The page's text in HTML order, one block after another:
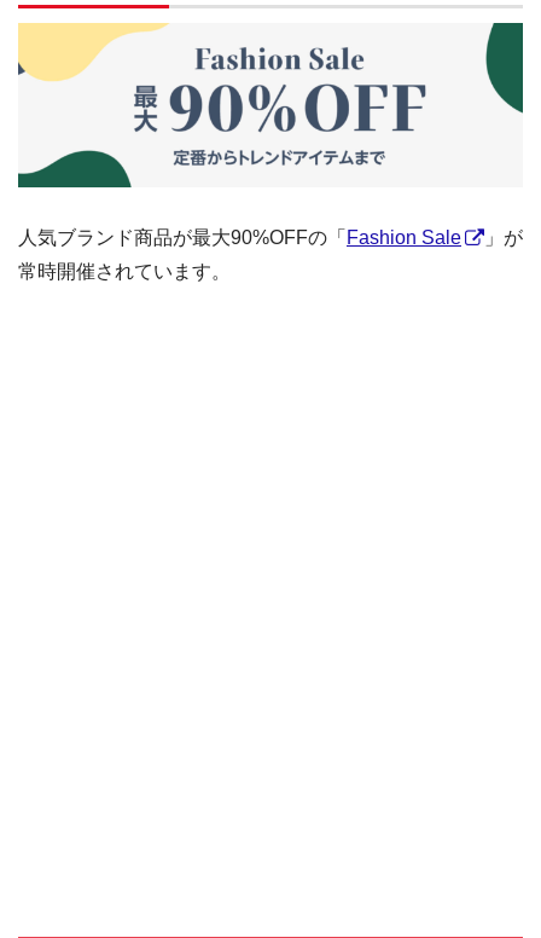
人気ブランド商品が最大90%OFFの「 Fashion Sale
」が
常時開催されています。